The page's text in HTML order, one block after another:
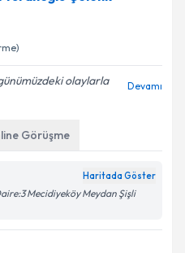
olaylarla
Devamı
Görüşme
Haritada Göster
Mecidiyeköy Meydan Şişli